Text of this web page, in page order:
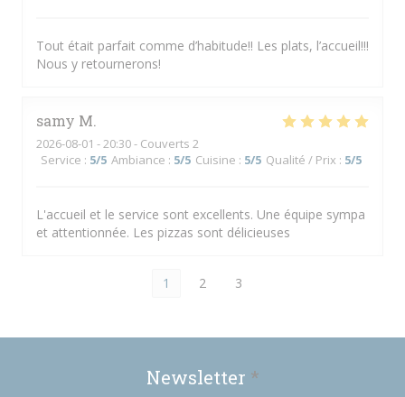
Tout était parfait comme d’habitude!! Les plats, l’accueil!!!
Nous y retournerons!
samy M
2026-08-01 - 20:30 - Couverts 2
Service : 5/5 Ambiance : 5/5 Cuisine : 5/5 Qualité / Prix : 5/5
L'accueil et le service sont excellents. Une équipe sympa
et attentionnée. Les pizzas sont délicieuses
1 2 3
Newsletter *